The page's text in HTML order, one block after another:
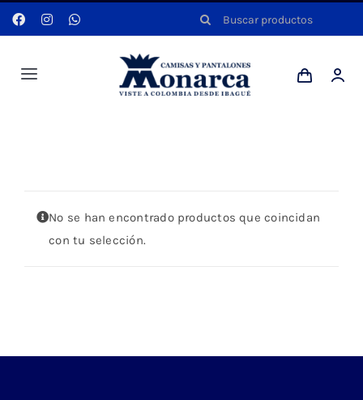
Saltar
al
Buscar:
Toggle
Dotaciones
No se han encontrado productos que coincidan
con tu selección.